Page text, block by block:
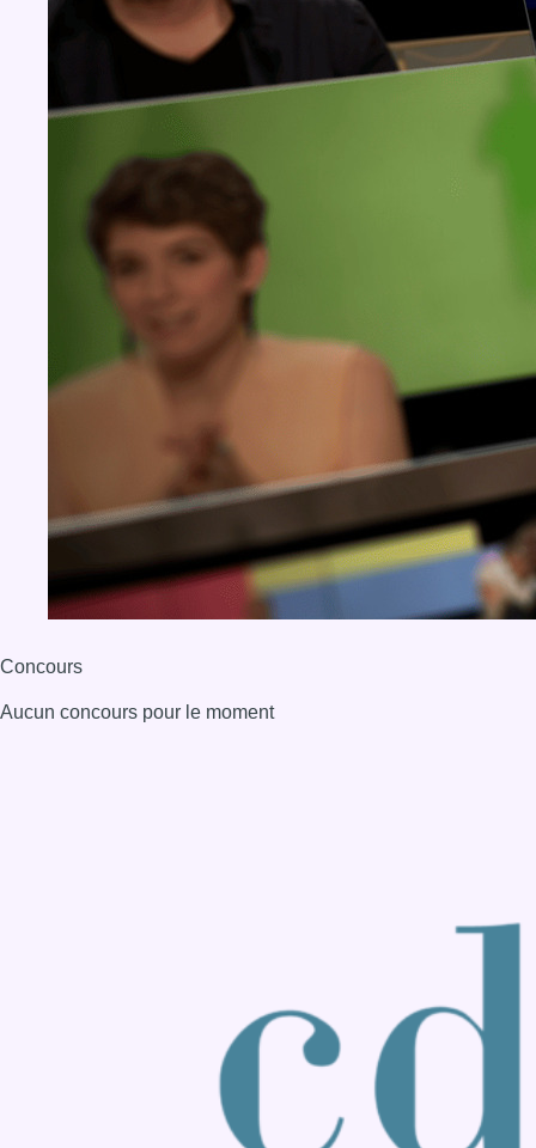
Concours
Aucun concours pour le moment